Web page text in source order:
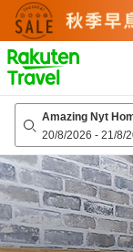
to
top
page
Amazing Nyt
20/8/2026 - 21/8/